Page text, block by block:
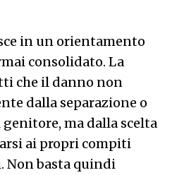
in un orientamento
consolidato. La
che il danno non
dalla separazione o
ma dalla scelta
ai propri compiti
Non basta quindi